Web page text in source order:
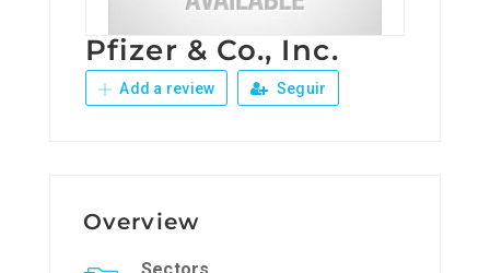
Eventos
Pfizer & Co., Inc.
Add a review Seguir
Overview